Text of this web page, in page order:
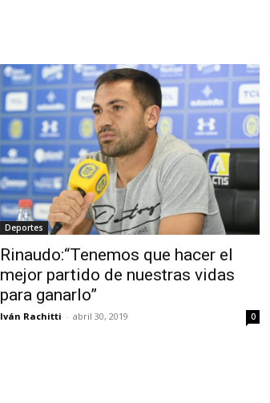
Deportes
Rinaudo:“Tenemos que hacer el
mejor partido de nuestras vidas
para ganarlo”
Iván Rachitti - abril 30, 2019 0